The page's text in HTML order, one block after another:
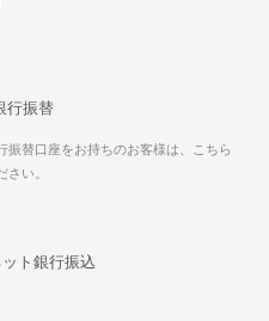
行振替
振替口座をお持ちのお客様は、こちら
さい。
ト銀行振込